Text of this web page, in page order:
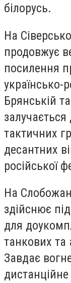
білорусь.
На
продовжує
посилення
українсько-
Брянській
тактичних
десантних
російської
На
здійснює
для
танкових та
Завдає